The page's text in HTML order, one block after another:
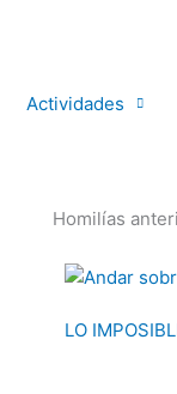
Actividades
Homilías
LO